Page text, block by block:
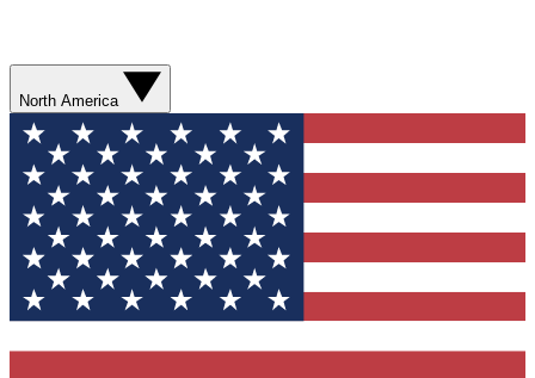
North America